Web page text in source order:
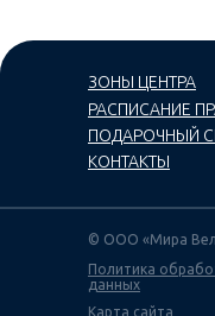
ЗОНЫ ЦЕНТРА
ПОДАРОЧНЫЙ
РАСПИСАНИЕ
КОНТАКТЫ
© ООО «Мира
Политика
данных
Карта сайта